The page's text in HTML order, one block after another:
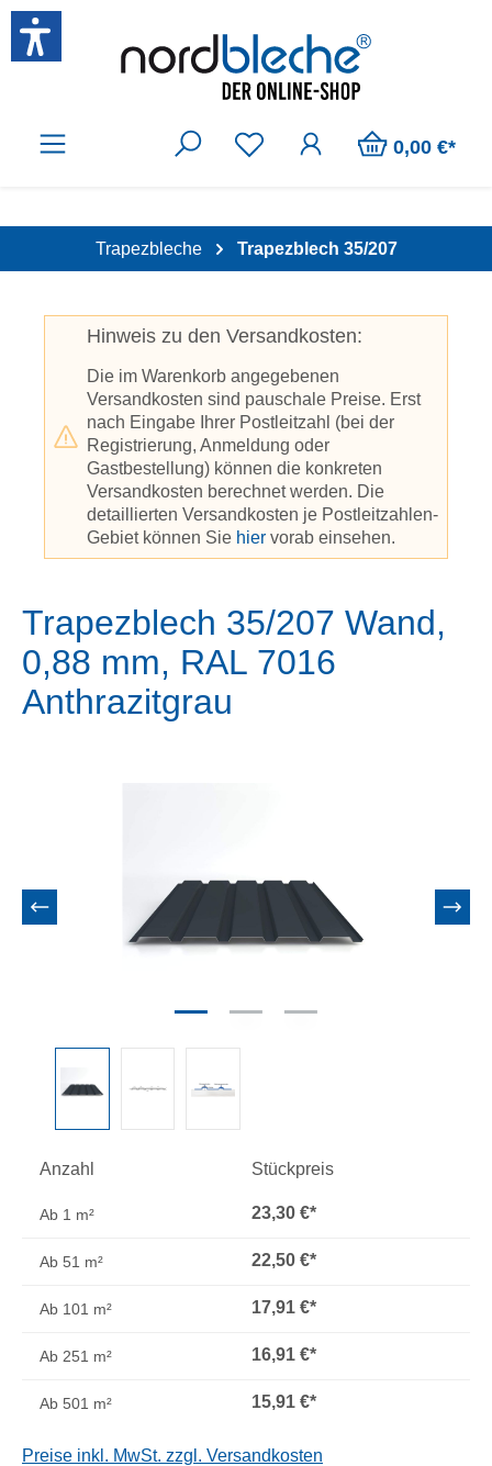
Zum Hauptinhalt springen
0,00 €*
Trapezbleche Trapezblech 35/207
Hinweis zu den Versandkosten:
Die im Warenkorb angegebenen
Versandkosten sind pauschale Preise. Erst
nach Eingabe Ihrer Postleitzahl (bei der
Registrierung, Anmeldung oder
Gastbestellung) können die konkreten
Versandkosten berechnet werden. Die
detaillierten Versandkosten je Postleitzahlen-
Gebiet können Sie hier vorab einsehen.
Trapezblech 35/207 Wand,
0,88 mm, RAL 7016
Anthrazitgrau
Anzahl Stückpreis
Ab 1 m² 23,30 €*
Ab 51 m² 22,50 €*
Ab 101 m² 17,91 €*
Ab 251 m² 16,91 €*
Ab 501 m² 15,91 €*
Preise inkl. MwSt. zzgl. Versandkosten